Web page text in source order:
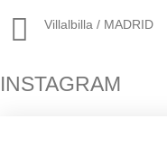
Villalbilla / MADRID
INSTAGRAM